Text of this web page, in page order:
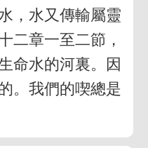
，水又傳輸屬靈
二章一至二節，
命水的河裏。因
。我們的喫總是